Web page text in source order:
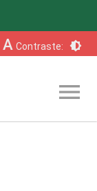
A Contraste: brightness_6
menu